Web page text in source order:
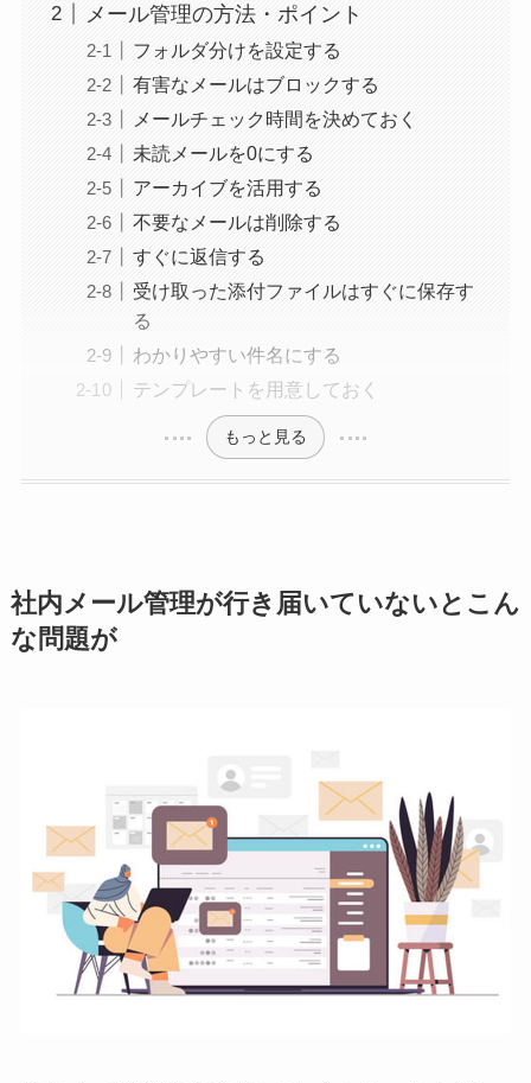
メール管理の方法・ポイント
フォルダ分けを設定する
有害なメールはブロックする
メールチェック時間を決めておく
未読メールを0にする
アーカイブを活用する
不要なメールは削除する
すぐに返信する
受け取った添付ファイルはすぐに保存す
る
わかりやすい件名にする
テンプレートを用意しておく
もっと見る
社内メール管理が行き届いていないとこん
な問題が